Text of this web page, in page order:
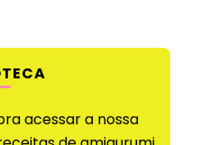
acessar a nossa